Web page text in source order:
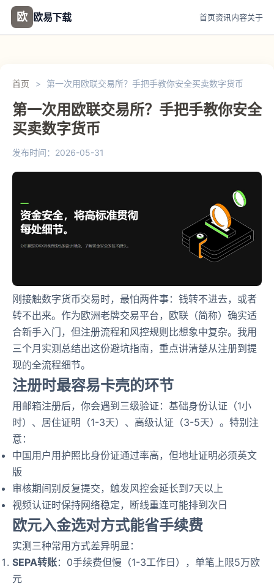
欧 欧易下载 首页资讯内容关于
首页 > 第一次用欧联交易所？手把手教你安全买卖数字货币
第一次用欧联交易所？手把手教你安全
买卖数字货币
发布时间：2026-05-31
刚接触数字货币交易时，最怕两件事：钱转不进去，或者
转不出来。作为欧洲老牌交易平台，欧联（简称）确实适
合新手入门，但注册流程和风控规则比想象中复杂。我用
三个月实测总结出这份避坑指南，重点讲清楚从注册到提
现的全流程细节。
注册时最容易卡壳的环节
用邮箱注册后，你会遇到三级验证：基础身份认证（1小
时）、居住证明（1-3天）、高级认证（3-5天）。特别注
意：
中国用户用护照比身份证通过率高，但地址证明必须英文
版
审核期间别反复提交，触发风控会延长到7天以上
视频认证时保持网络稳定，断线重连可能排到次日
欧元入金选对方式能省手续费
实测三种常用方式差异明显：
SEPA转账：0手续费但慢（1-3工作日），单笔上限5万欧
元